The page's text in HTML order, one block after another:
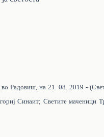
Радовиш, на 21. 08. 2019 -
Синаит; Светите маченици